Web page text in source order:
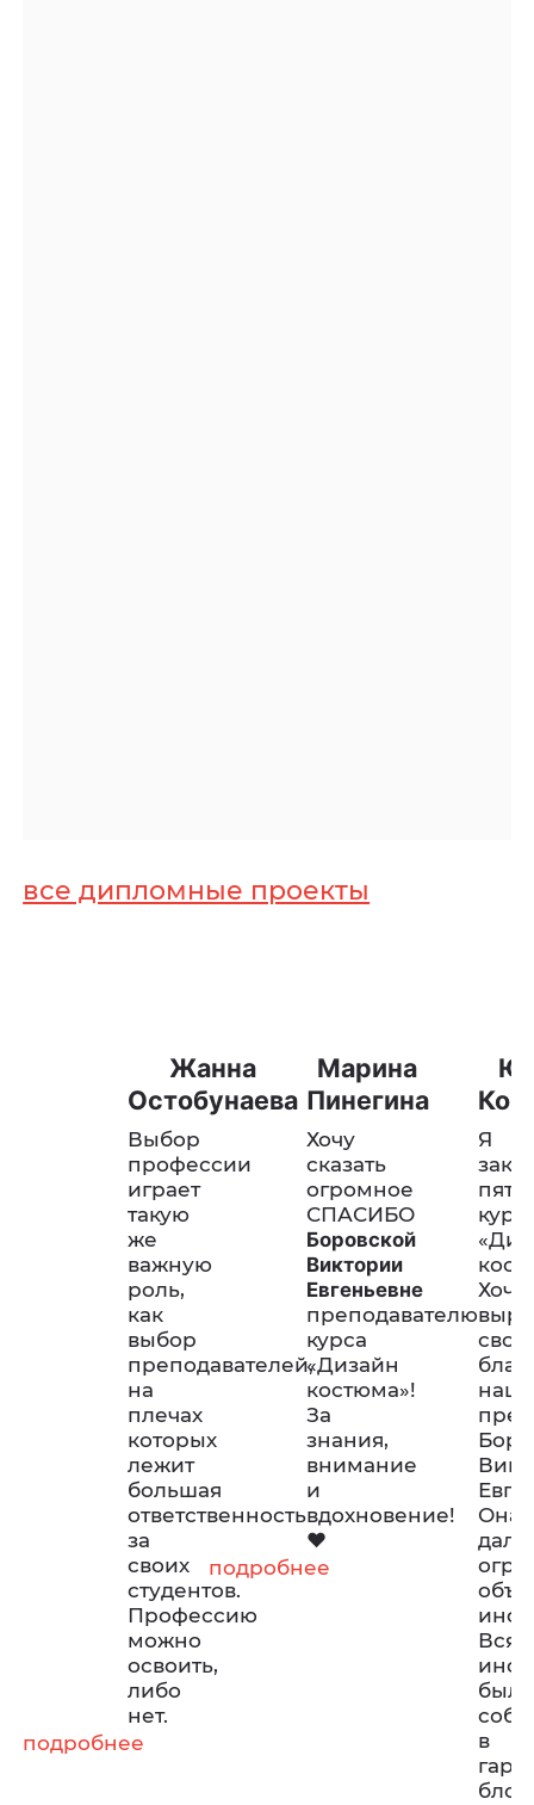
все дипломные проекты
Жанна
Остобунаева
Выбор
профессии
играет
такую
же
важную
роль,
как
выбор
преподавателей,
на
плечах
которых
лежит
большая
ответственность
за
своих
студентов.
Профессию
можно
освоить,
либо
нет.
подробнее
Марина
Пинегина
Хочу
сказать
огромное
СПАСИБО
Боровской
Виктории
Евгеньевне
преподавателю
курса
«Дизайн
костюма»!
За
знания,
внимание
и
вдохновение!
♥
подробнее
Я
курс
Хочу
свою
Она
дала
Вся
была
в